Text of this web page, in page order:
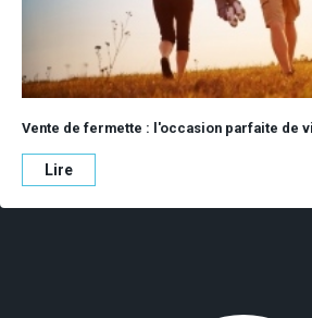
Vente de fermette : l'occasion parfaite de
Lire